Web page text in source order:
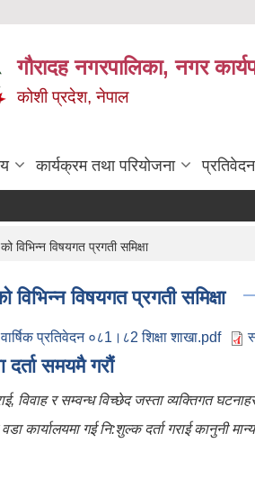
गौरादह नगरपालिका, नगर
कोशी प्रदेश, नेपाल
कार्यक्रम तथा परियोजना प्रतिवेदन
विषयगत प्रगती समिक्षा
विषयगत प्रगती समिक्षा
वार्षिक प्रतिवेदन ०८1।८2 शिक्षा शाखा.pdf
दर्ता समयमै गरौं
विवाह र सम्वन्ध विच्छेद जस्ता व्यक्तिगत
कार्यालयमा गई नि:शुल्क दर्ता गराई कानुनी